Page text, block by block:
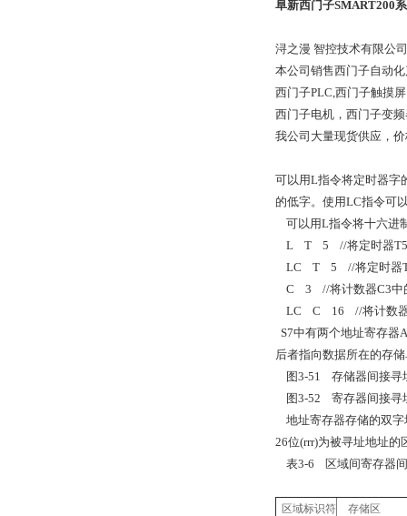
阜新西门子SMART200
浔之漫 智控技术有限公
本公司销售西门子自动
西门子PLC,西门子触摸
西门子电机，西门子变
我公司大量现货供应，
可以用L指令将定时器字
的低字。使用LC指令可
可以用L指令将十六进
L T 5 //将定时器T5
LC T 5 //将定时器
C 3 //将计数器C3中
LC C 16 //将计数
S7中有两个地址寄存器
后者指向数据所在的存
图3-51 存储器间接寻
图3-52 寄存器间接寻
地址寄存器存储的双
26位(rrr)为被寻址地址的
表3-6 区域间寄存器
区域标识符 存储区